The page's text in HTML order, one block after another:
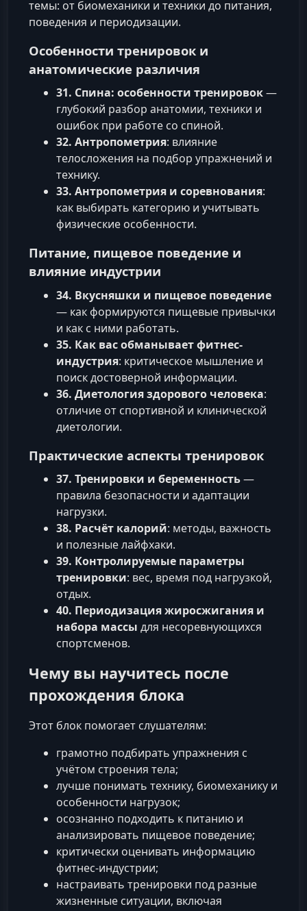
темы: от биомеханики и техники до питания,
поведения и периодизации.
Особенности тренировок и
анатомические различия
31. Спина: особенности тренировок—
глубокий разбор анатомии, техники и
ошибок при работе со спиной.
32. Антропометрия: влияние
телосложения на подбор упражнений и
технику.
33. Антропометрия и соревнования:
как выбирать категорию и учитывать
физические особенности.
Питание, пищевое поведение и
влияние индустрии
34. Вкусняшки и пищевое поведение
— как формируются пищевые привычки
и как с ними работать.
35. Как вас обманывает фитнес-
индустрия: критическое мышление и
поиск достоверной информации.
36. Диетология здорового человека:
отличие от спортивной и клинической
диетологии.
Практические аспекты тренировок
37. Тренировки и беременность—
правила безопасности и адаптации
нагрузки.
38. Расчёт калорий: методы, важность
и полезные лайфхаки.
39. Контролируемые параметры
тренировки: вес, время под нагрузкой,
отдых.
40. Периодизация жиросжигания и
набора массы для несоревнующихся
спортсменов.
Чему вы научитесь после
прохождения блока
Этот блок помогает слушателям:
грамотно подбирать упражнения с
учётом строения тела;
лучше понимать технику, биомеханику и
особенности нагрузок;
осознанно подходить к питанию и
анализировать пищевое поведение;
критически оценивать информацию
фитнес-индустрии;
настраивать тренировки под разные
жизненные ситуации, включая